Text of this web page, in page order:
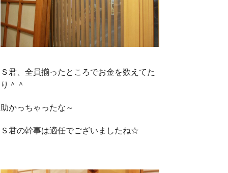
Ｓ君、全員揃ったところでお金を数えてた
り＾＾
助かっちゃったな～
Ｓ君の幹事は適任でございましたね☆